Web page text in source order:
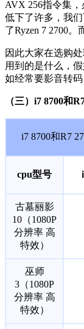
AVX 256指令集
低下了许多，我
了Ryzen 7 2700
因此大家在选购
用到的是什么，
如经常要影音转码
（三）i7 8700和
i7 8700和R7
cpu型号
古墓丽影
10（1080P
分辨率 高
特效）
巫师
3（1080P
分辨率 高
特效）